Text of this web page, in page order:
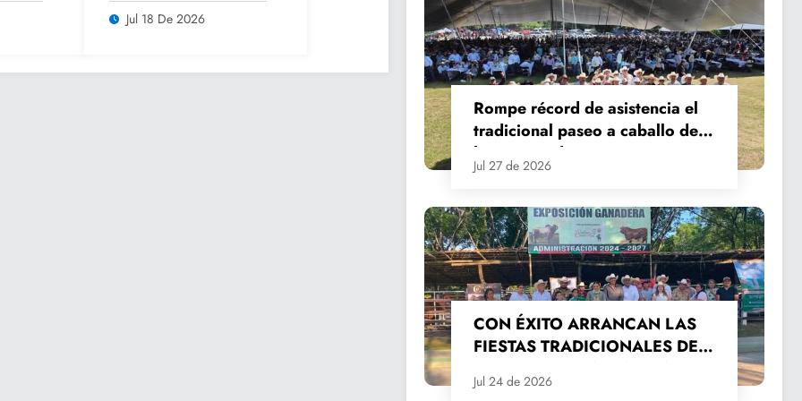
asamblea ordinaria
Jul 18 De 2026
Rompe récord de asistencia el
tradicional paseo a caballo de
las Fiestas de Santiago y Santa
Ana
Jul 27 de 2026
CON ÉXITO ARRANCAN LAS
FIESTAS TRADICIONALES DE
2026
Jul 24 de 2026